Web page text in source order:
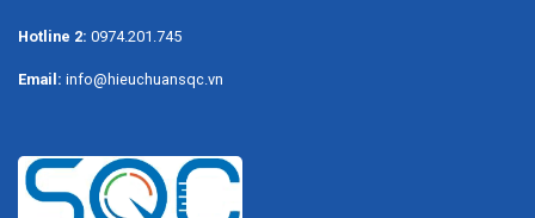
Hotline 2: 0974.201.745
Email: info@hieuchuansqc.vn